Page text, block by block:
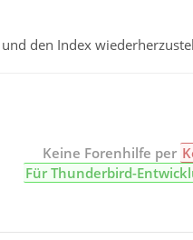
den Index
Keine Forenhilfe per
Für Thunderbird-